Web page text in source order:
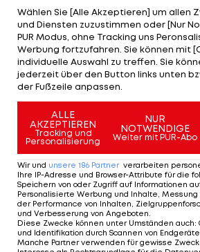
der "Reds" drei weitere
gegeben habe. Auch im
neue positive Tests gegeben.
Der Klub erklärt nun am
erwähnten Spieler keine
Bei drei Mitgliedern des
aber ein Corona-Verdacht.
Mehr zum Thema
Wählen Sie [Alle Akzeptieren] um allen
und Diensten zuzustimmen oder [Nur
PUR Modus, ohne Tracking uns
Werbung fortzufahren. Sie können mit
individuelle Auswahl zu treffen. Sie
jederzeit über den Button links unten
der Fußzeile anpassen.
ALLE
AKZEPTIEREN
Tracking und
Personalisierung
NUR
NOTWENDIGE
Weiter mit PUR-Abo
Wir und unsere 186 Partner verarbeiten
Ihre IP-Adresse und Browser-Attribute für die
Speichern von oder Zugriff auf Informationen
Personalisierte Werbung und Inhalte,
der Performance von Inhalten,
und Verbesserung von Angeboten
Diese Zwecke können unter Umständen auch:
und Identifikation durch Scannen von
Manche Partner verwenden für gewisse